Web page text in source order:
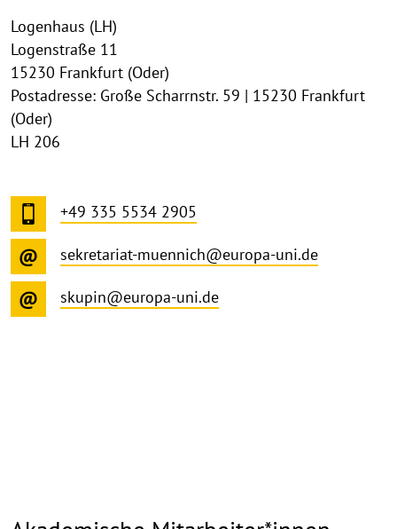
Logenhaus (LH)
Logenstraße 11
15230 Frankfurt (Oder)
Postadresse: Große Scharrnstr. 59 | 15230 Frankfurt
(Oder)
LH 206
+49 335 5534 2905
sekretariat-muennich@europa-uni.de
skupin@europa-uni.de